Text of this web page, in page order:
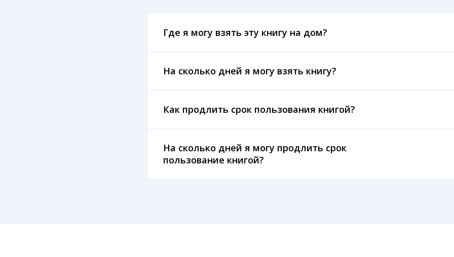
Где я могу взять эту книгу на дом?
На сколько дней я могу взять книгу?
Как продлить срок пользования книгой?
На сколько дней я могу продлить срок
пользование книгой?